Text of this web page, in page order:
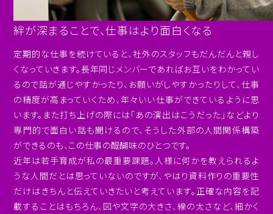
絆が深まることで、仕事はより面白くなる
定期的な仕事を続けていると、社外のスタッフもだんだんと親し
くなっていきます。長年同じメンバーであればお互いをわかってい
るので話が通じやすかったり、お願いがしやすかったりして、仕事
の精度が高まっていくため、年々いい仕事ができているように思
います。また打ち上げの際には「あの演出はこうだった」などより
専門的で面白い話も聞けるので、そうした外部の人間関係構築
ができるのも、この仕事の醍醐味のひとつです。
近年は若手育成が私の最重要課題。人様に何かを教えられるよ
うな人間だとは思っていないのですが、やはり資料作りの重要性
だけはきちんと伝えていきたいと考えています。正確な内容を記
載することはもちろん、図や文字の大きさ、線の太さなど、細かく